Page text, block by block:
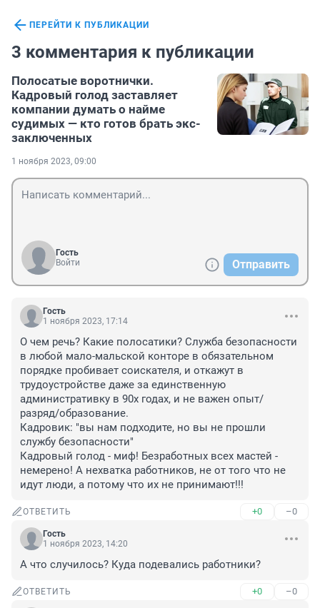
ПЕРЕЙТИ К ПУБЛИКАЦИИ
3 комментария к публикации
Полосатые воротнички.
Кадровый голод заставляет
компании думать о найме
судимых — кто готов брать экс-
заключенных
1 ноября 2023, 09:00
Гость
Войти
Отправить
Гость
1 ноября 2023, 17:14
О чем речь? Какие полосатики? Служба безопасности
в любой мало-мальской конторе в обязательном
порядке пробивает соискателя, и откажут в
трудоустройстве даже за единственную
административку в 90х годах, и не важен опыт/
разряд/образование.
Кадровик: "вы нам подходите, но вы не прошли
службу безопасности"
Кадровый голод - миф! Безработных всех мастей -
немерено! А нехватка работников, не от того что не
идут люди, а потому что их не принимают!!!
ОТВЕТИТЬ +0 –0
Гость
1 ноября 2023, 14:20
А что случилось? Куда подевались работники?
ОТВЕТИТЬ +0 –0